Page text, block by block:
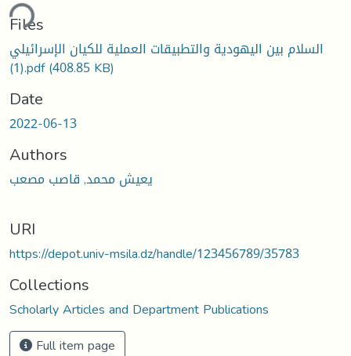
Files
السلام بين اليهودية والتطبيقات العملية للكيان الإسرائيلي
(1).pdf(408.85 KB)
Date
2022-06-13
Authors
يعيش محمد, قاصب مصعب
URI
https://depot.univ-msila.dz/handle/123456789/35783
Collections
Scholarly Articles and Department Publications
Full item page